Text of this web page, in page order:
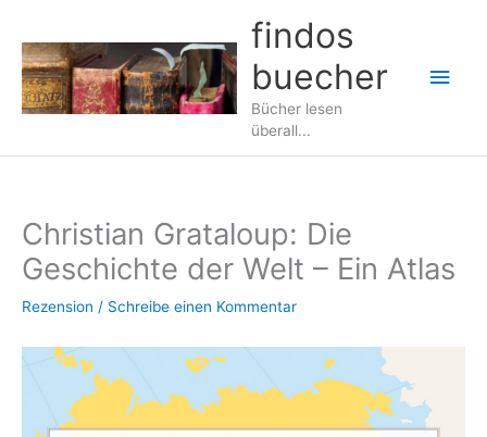
Inhalt
springen
findos
buecher
Bücher lesen
überall...
Christian Grataloup: Die
Geschichte der Welt – Ein Atlas
Rezension / Schreibe einen Kommentar